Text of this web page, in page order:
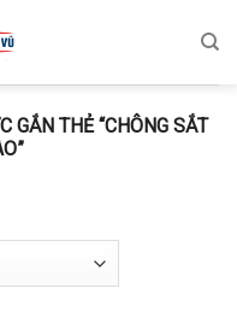
GẮN THẺ “CHÔNG SẮT